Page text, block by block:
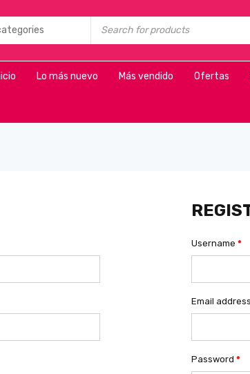
Lo más nuevo Más vendido Ofertas
Username*
Email
Password*